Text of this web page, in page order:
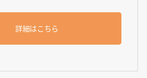
詳細はこちら